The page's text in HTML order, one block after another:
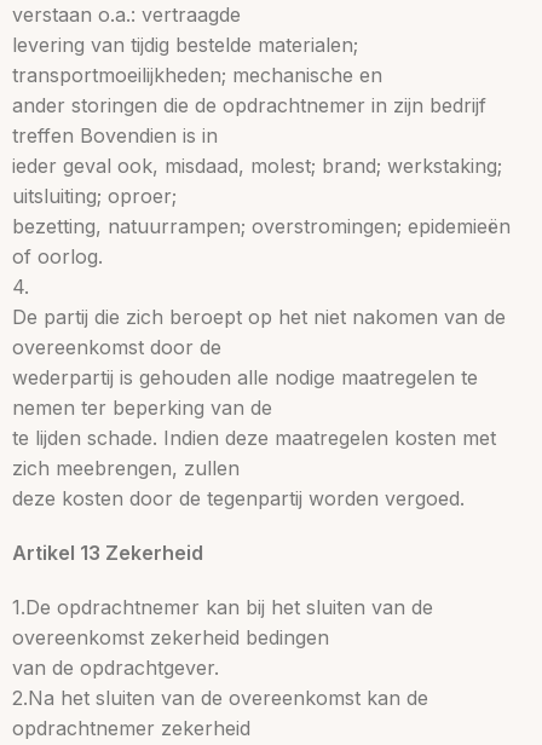
verstaan o.a.: vertraagde
levering van tijdig bestelde materialen;
transportmoeilijkheden; mechanische en
ander storingen die de opdrachtnemer in zijn bedrijf
treffen Bovendien is in
ieder geval ook, misdaad, molest; brand; werkstaking;
uitsluiting; oproer;
bezetting, natuurrampen; overstromingen; epidemieën
of oorlog.
4.
De partij die zich beroept op het niet nakomen van de
overeenkomst door de
wederpartij is gehouden alle nodige maatregelen te
nemen ter beperking van de
te lijden schade. Indien deze maatregelen kosten met
zich meebrengen, zullen
deze kosten door de tegenpartij worden vergoed.
Artikel 13 Zekerheid
1.De opdrachtnemer kan bij het sluiten van de
overeenkomst zekerheid bedingen
van de opdrachtgever.
2.Na het sluiten van de overeenkomst kan de
opdrachtnemer zekerheid